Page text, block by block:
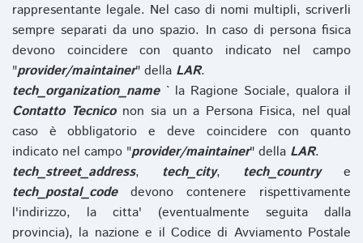
rappresentante legale. Nel caso di nomi multipli, scriverli
sempre separati da uno spazio. In caso di persona fisica
devono coincidere con quanto indicato nel campo
"provider/maintainer" della LAR.
tech_organization_name` la Ragione Sociale, qualora il
Contatto Tecniconon sia un a Persona Fisica, nel qual
caso è obbligatorio e deve coincidere con quanto
indicato nel campo "provider/maintainer" della LAR.
tech_street_address, tech_city, tech_countrye
tech_postal_codedevono contenere rispettivamente
l'indirizzo, la citta' (eventualmente seguita dalla
provincia), la nazione e il Codice di Avviamento Postale